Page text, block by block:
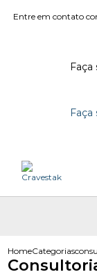
Entre em contato
HomeCategorias